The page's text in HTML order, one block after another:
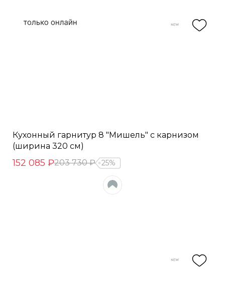
Кухонный гарнитур 8 "Мишель" с карнизом
(ширина 320 см)
152 085 ₽203 730 ₽ 25%